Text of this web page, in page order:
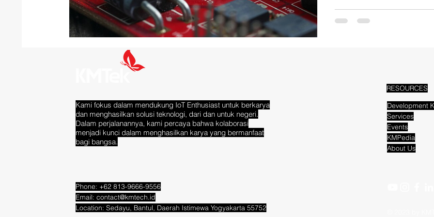
Kami fokus dalam mendukung IoT Enthusiast untuk berkarya
dan menghasilkan solusi teknologi, dari dan untuk negeri.
Dalam perjalanannya, kami percaya bahwa kolaborasi
menjadi kunci dalam menghasilkan karya yang bermanfaat
bagi bangsa.
Phone: +62 813-9666-9556
Email: contact@kmtech.id
Location: Sedayu, Bantul, Daerah Istimewa Yogyakarta 55752
RESOURCES
Development
Services
Events
KMPedia
About Us